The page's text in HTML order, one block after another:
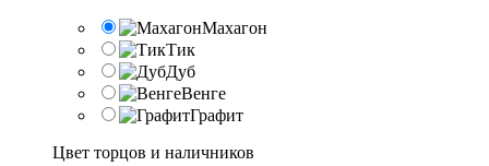
Махагон
Тик
Дуб
Венге
Графит
Цвет торцов и наличников